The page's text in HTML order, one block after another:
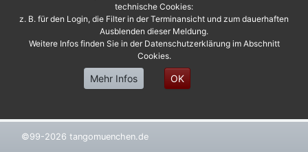
©99-2026 tangomuenchen.de
technische Cookies:
z. B. für den Login, die Filter in der Terminansicht und zum dauerhaften
Ausblenden dieser Meldung.
Weitere Infos finden Sie in der Datenschutzerklärung im Abschnitt
Cookies.
Mehr Infos OK